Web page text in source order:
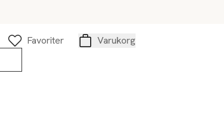
Favoriter
Varukorg